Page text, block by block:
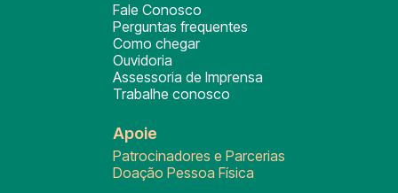
Fale Conosco
Perguntas frequentes
Como chegar
Ouvidoria
Assessoria de Imprensa
Trabalhe conosco
Apoie
Patrocinadores e Parcerias
Doação Pessoa Física